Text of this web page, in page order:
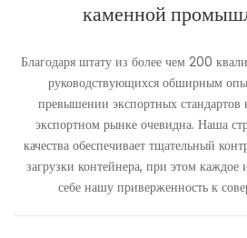
каменной
Благодаря штату из более чем 200
руководствующихся обширным
превышении экспортных стандартов
экспортном рынке очевидна. Наша
качества обеспечивает тщательный
загрузки контейнера, при этом каждое
себе нашу приверженность к